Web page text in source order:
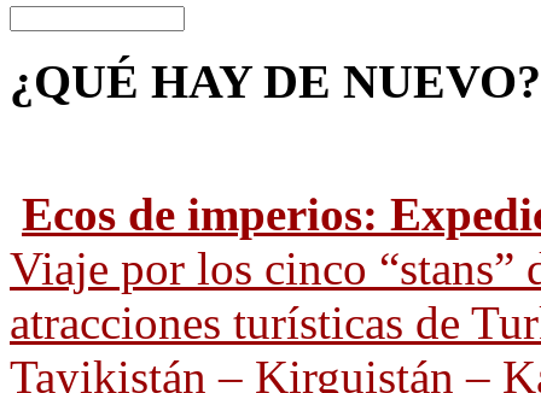
¿QUÉ HAYDE NUEVO?
Ecos de imperios:
Viaje por los cinco “stans”
atracciones turísticas de
Tayikistán – Kirguistán –